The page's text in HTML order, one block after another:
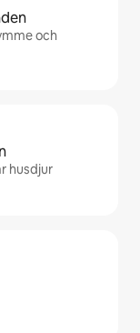
och
husdjur